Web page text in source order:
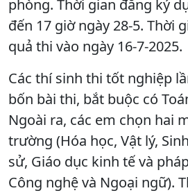
phòng. Thời gian đăng ký
đến 17 giờ ngày 28-5. Thời
quả thi vào ngày 16-7-2025.
Các thí sinh thi tốt nghiệp
bốn bài thi, bắt buộc có
Ngoài ra, các em chọn hai
trường (Hóa học, Vật lý,
sử, Giáo dục kinh tế và
Công nghệ và Ngoại ngữ).